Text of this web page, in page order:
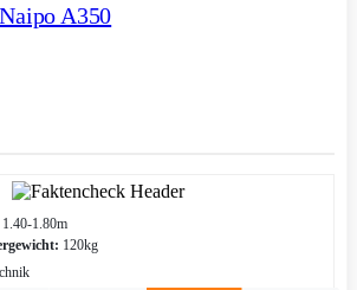
A350
1.40-1.80m
120kg